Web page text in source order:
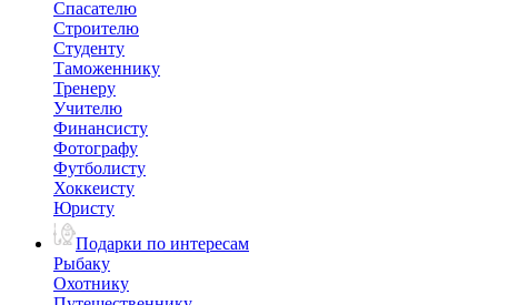
Спасателю
Строителю
Студенту
Таможеннику
Тренеру
Учителю
Финансисту
Фотографу
Футболисту
Хоккеисту
Юристу
Подарки по интересам
Рыбаку
Охотнику